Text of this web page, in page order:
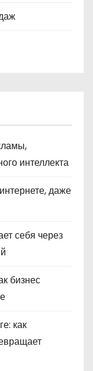
интеллекта
даже
себя через
бизнес
как